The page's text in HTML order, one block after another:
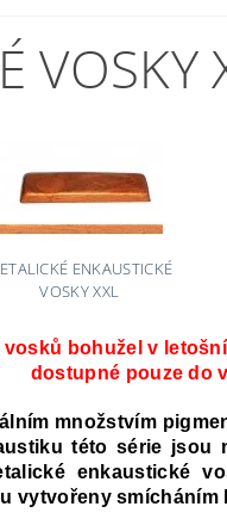
VOSKY
ENKAUSTICKÉ
VOSKY XXL
bohužel v
dostupné pouze do
množstvím
této série jsou
enkaustické
vytvořeny smícháním